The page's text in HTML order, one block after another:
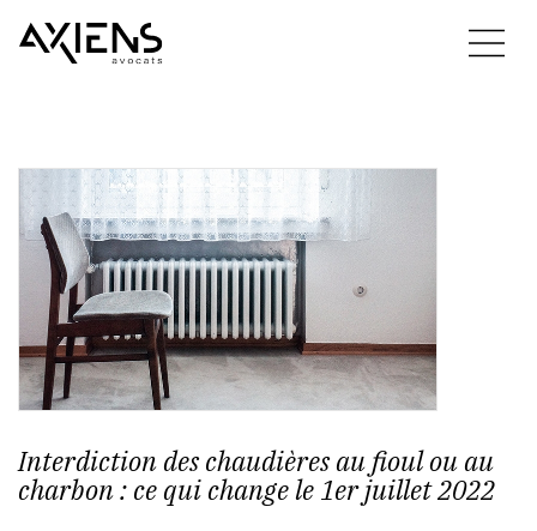
Interdiction des chaudières au fioul ou au
charbon : ce qui change le 1er juillet 2022